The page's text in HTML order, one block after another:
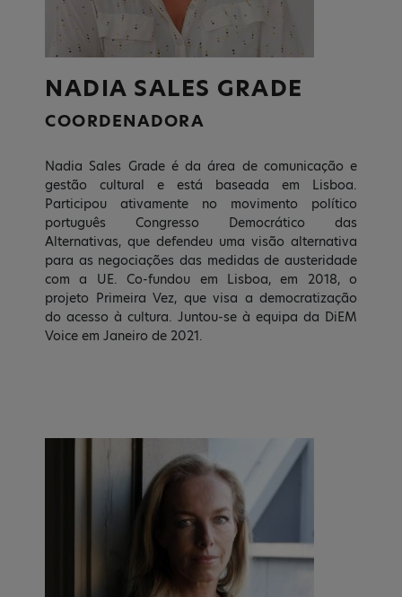
NADIA SALES GRADE
COORDENADORA
Nadia Sales Grade é da área de comunicação e
gestão cultural e está baseada em Lisboa.
Participou ativamente no movimento político
português Congresso Democrático das
Alternativas, que defendeu uma visão alternativa
para as negociações das medidas de austeridade
com a UE. Co-fundou em Lisboa, em 2018, o
projeto Primeira Vez, que visa a democratização
do acesso à cultura. Juntou-se à equipa da DiEM
Voice em Janeiro de 2021.